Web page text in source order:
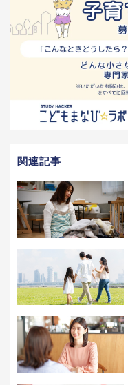
関連記事